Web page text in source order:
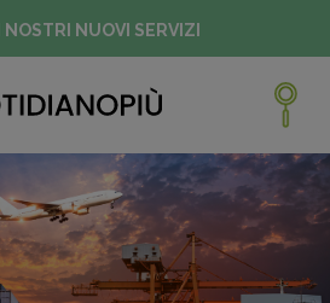
NOSTRI NUOVI SERVIZI